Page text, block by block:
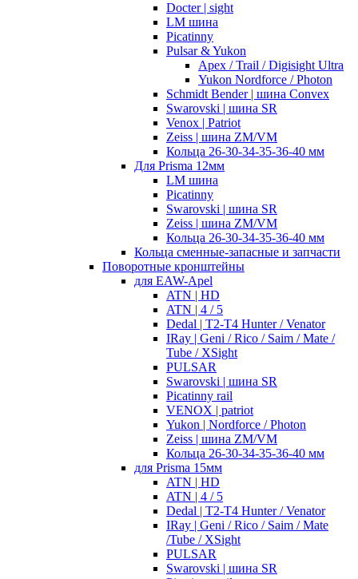
Docter | sight
LM шина
Picatinny
Pulsar & Yukon
Apex / Trail / Digisight Ultra
Yukon Nordforce / Photon
Schmidt Bender | шина Convex
Swarovski | шина SR
Venox | Patriot
Zeiss | шина ZM/VM
Кольца 26-30-34-35-36-40 мм
Для Prisma 12мм
LM шина
Picatinny
Swarovski | шина SR
Zeiss | шина ZM/VM
Кольца 26-30-34-35-36-40 мм
Кольца сменные-запасные и запчасти
Поворотные кронштейны
для EAW-Apel
ATN | HD
ATN | 4 / 5
Dedal | T2-T4 Hunter / Venator
IRay | Geni / Rico / Saim / Mate /
Tube / XSight
PULSAR
Swarovski | шина SR
Picatinny rail
VENOX | patriot
Yukon | Nordforce / Photon
Zeiss | шина ZM/VM
Кольца 26-30-34-35-36-40 мм
для Prisma 15мм
ATN | HD
ATN | 4 / 5
Dedal | T2-T4 Hunter / Venator
IRay | Geni / Rico / Saim / Mate
/Tube / XSight
PULSAR
Swarovski | шина SR